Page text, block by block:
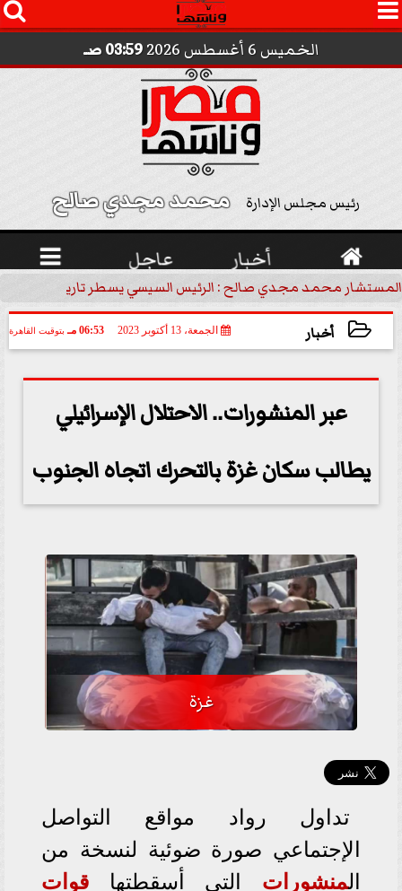
 
الخميس 6 أغسطس 2026 03:59 صـ
رئيس مجلس الإدارة محمد مجدي صالح
 أخبار عاجل 
المستشار محمد مجدي صالح : الرئيس السيسي يسطر تاريخاً
أخبار الجمعة، 13 أكتوبر 2023 06:53 مـ بتوقيت القاهرة
عبر المنشورات.. الاحتلال الإسرائيلي
يطالب سكان غزة بالتحرك اتجاه الجنوب
غزة
تداول رواد مواقع التواصل
الإجتماعي صورة ضوئية لنسخة من
المنشورات التي أسقطتها قوات